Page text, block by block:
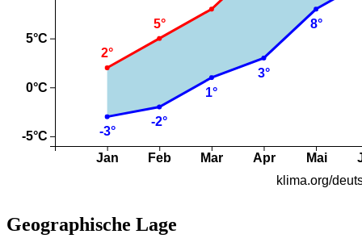
Geographische Lage